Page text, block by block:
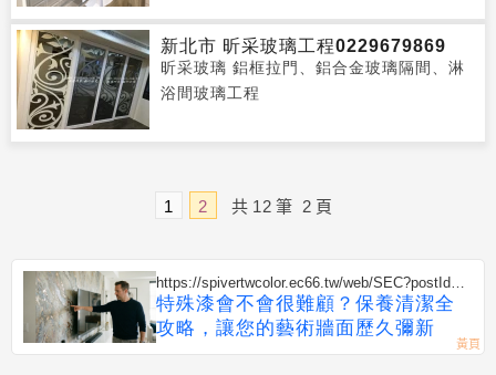
新北市 昕采玻璃工程0229679869
昕采玻璃 鋁框拉門、鋁合金玻璃隔間、淋
浴間玻璃工程
1 2 共 12 筆 2 頁
https://spivertwcolor.ec66.tw/web/SEC?postId=1
352820
特殊漆會不會很難顧？保養清潔全
攻略，讓您的藝術牆面歷久彌新